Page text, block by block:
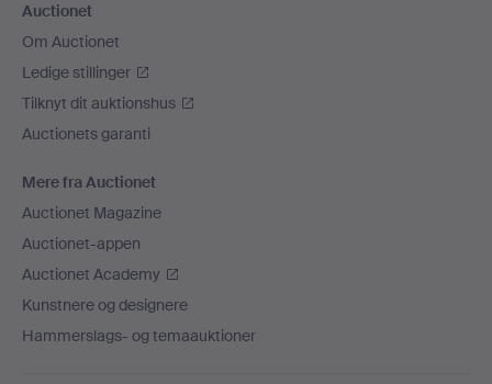
Auctionet
Om Auctionet
Ledige stillinger
Tilknyt dit auktionshus
Auctionets garanti
Mere fra Auctionet
Auctionet Magazine
Auctionet-appen
Auctionet Academy
Kunstnere og designere
Hammerslags- og temaauktioner